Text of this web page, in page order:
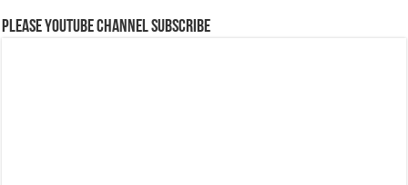
Please Youtube Channel Subscribe